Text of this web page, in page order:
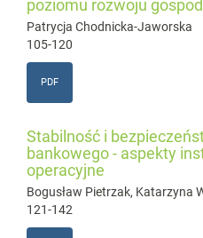
poziomu rozwoju
Patrycja Chodnicka-Jaworska
105-120
PDF
Stabilność i
bankowego - aspekty
operacyjne
Bogusław Pietrzak, Katarzyna
121-142